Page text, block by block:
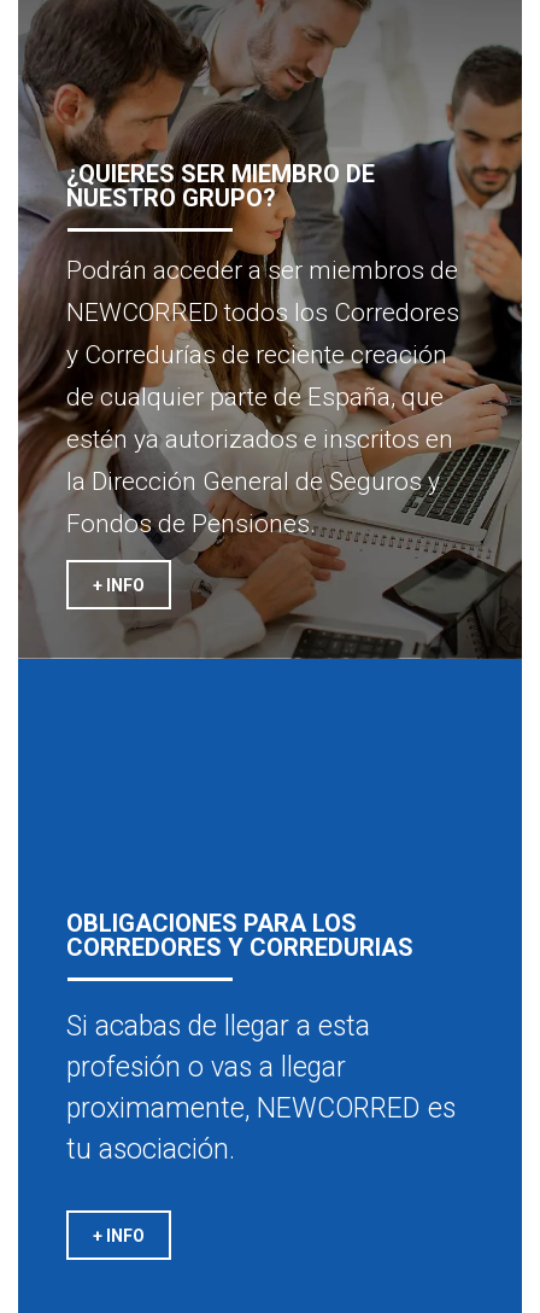
¿QUIERES SER MIEMBRO DE
NUESTRO GRUPO?
Podrán acceder a ser miembros de
NEWCORRED todos los Corredores
y Corredurías de reciente creación
de cualquier parte de España, que
estén ya autorizados e inscritos en
la Dirección General de Seguros y
Fondos de Pensiones.
+ INFO
OBLIGACIONES PARA LOS
CORREDORES Y CORREDURIAS
Si acabas de llegar a esta
profesión o vas a llegar
proximamente, NEWCORRED es
tu asociación.
+ INFO